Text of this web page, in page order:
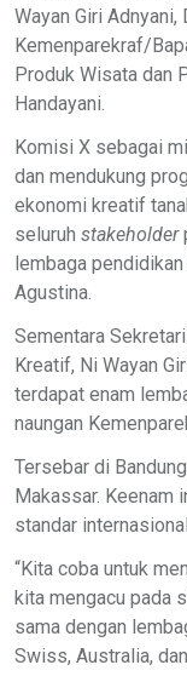
Wayan Giri
Kemenparekraf/
Produk Wisata dan
Handayani.
Komisi X sebagai
dan mendukung
ekonomi kreatif
seluruh stakeholder
lembaga pendidikan
Agustina.
Sementara
Kreatif, Ni Wayan
terdapat enam
naungan
Tersebar di
Makassar. Keenam
standar internasional.
“Kita coba untuk
kita mengacu pada
sama dengan
Swiss, Australia,